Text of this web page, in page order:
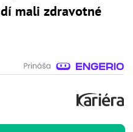
mali zdravotné